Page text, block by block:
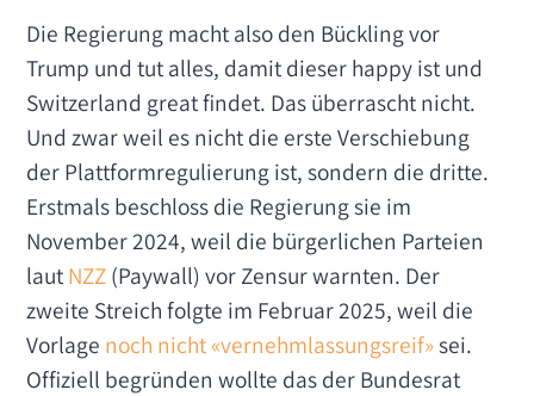
Die Regierung macht also den Bückling vor
Trump und tut alles, damit dieser happy ist und
Switzerland great findet. Das überrascht nicht.
Und zwar weil es nicht die erste Verschiebung
der Plattformregulierung ist, sondern die dritte.
Erstmals beschloss die Regierung sie im
November 2024, weil die bürgerlichen Parteien
lautNZZ(Paywall) vor Zensur warnten. Der
zweite Streich folgte im Februar 2025, weil die
Vorlage noch nicht «vernehmlassungsreif»sei.
Offiziell begründen wollte das der Bundesrat